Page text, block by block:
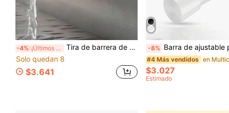
-4% ¡Últimos 3 días
Tira de barrera de agua para alféizar de ventana, burlete para ventana y puerta, tira de sellado a prueba de lluvia, tope de agua para ranura de ventana
Solo quedan 8
$3.641
-8% Barra de ajustable para puerta corrediza, barra de ajustable de metal para ventana y puerta de vidrio con barra de bloqueo deslizante de y puntas de goma - Construcción de metal con
#4 Más vendidos
$3.027
Estimado